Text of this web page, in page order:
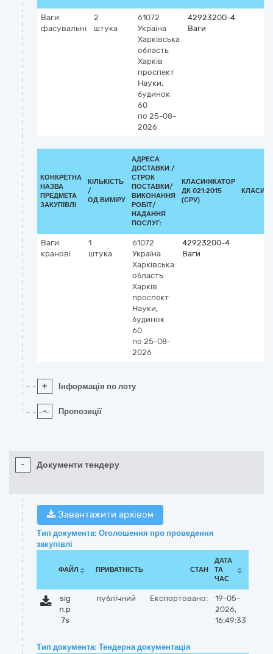
Ваги
фасувальні
2
штука
61072
Україна
Харківська
область
Харків
проспект
Науки,
будинок
60
по 25-08-
2026
42923200-4
Ваги
КОНКРЕТНА
НАЗВА
ПРЕДМЕТА
ЗАКУПІВЛІ
КІЛЬКІСТЬ
/
ОД.ВИМІРУ
АДРЕСА
ДОСТАВКИ /
СТРОК
ПОСТАВКИ/
ВИКОНАННЯ
РОБІТ/
НАДАННЯ
ПОСЛУГ:
КЛАСИФІКАТОР
ДК 021:2015
(CPV)
Ваги
кранові
1
штука
61072
Україна
Харківська
область
Харків
проспект
Науки,
будинок
60
по 25-08-
2026
42923200-4
Ваги
+ Інформація по лоту
- Пропозиції
- Документи тендеру
Завантажити архівом
Тип документа: Оголошення про проведення
закупівлі
ФАЙЛ ПРИВАТНІСТЬ СТАН
ДАТА
ТА
ЧАС
sig
n.p
7s
публічний Експортовано:
19-05-
2026,
16:49:33
Тип документа: Тендерна документація